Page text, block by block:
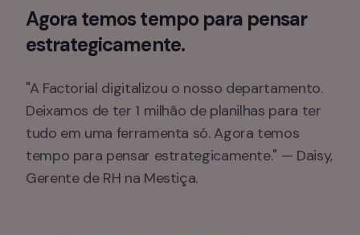
Agora temos tempo para pensar
estrategicamente.
"A Factorial digitalizou o nosso departamento.
Deixamos de ter 1 milhão de planilhas para ter
tudo em uma ferramenta só. Agora temos
tempo para pensar estrategicamente." — Daisy,
Gerente de RH na Mestiça.